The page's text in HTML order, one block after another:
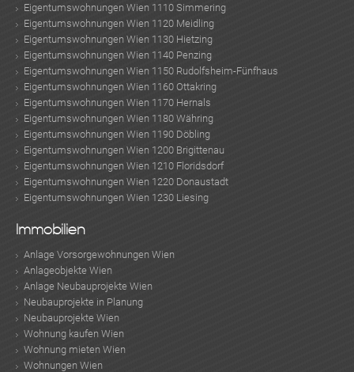
Eigentumswohnungen Wien 1110 Simmering
Eigentumswohnungen Wien 1120 Meidling
Eigentumswohnungen Wien 1130 Hietzing
Eigentumswohnungen Wien 1140 Penzing
Eigentumswohnungen Wien 1150 Rudolfsheim-Fünfhaus
Eigentumswohnungen Wien 1160 Ottakring
Eigentumswohnungen Wien 1170 Hernals
Eigentumswohnungen Wien 1180 Währing
Eigentumswohnungen Wien 1190 Döbling
Eigentumswohnungen Wien 1200 Brigittenau
Eigentumswohnungen Wien 1210 Floridsdorf
Eigentumswohnungen Wien 1220 Donaustadt
Eigentumswohnungen Wien 1230 Liesing
Immobilien
Anlage Vorsorgewohnungen Wien
Anlageobjekte Wien
Anlage Neubauprojekte Wien
Neubauprojekte in Planung
Neubauprojekte Wien
Wohnung kaufen Wien
Wohnung mieten Wien
Wohnungen Wien